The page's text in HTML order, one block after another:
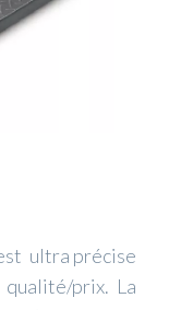
ultra précise
prix. La